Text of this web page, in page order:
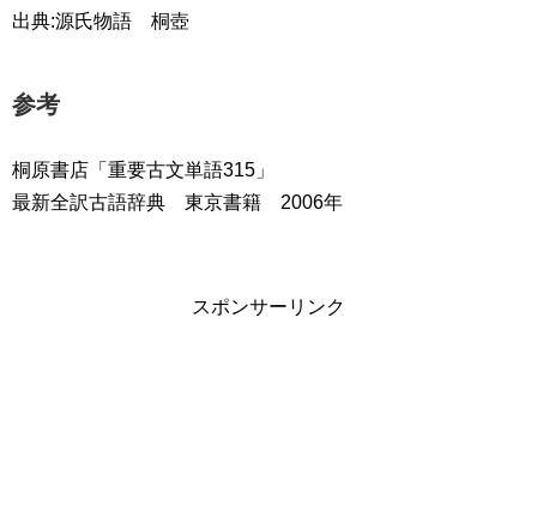
出典:源氏物語 桐壺
参考
桐原書店「重要古文単語315」
最新全訳古語辞典 東京書籍 2006年
スポンサーリンク